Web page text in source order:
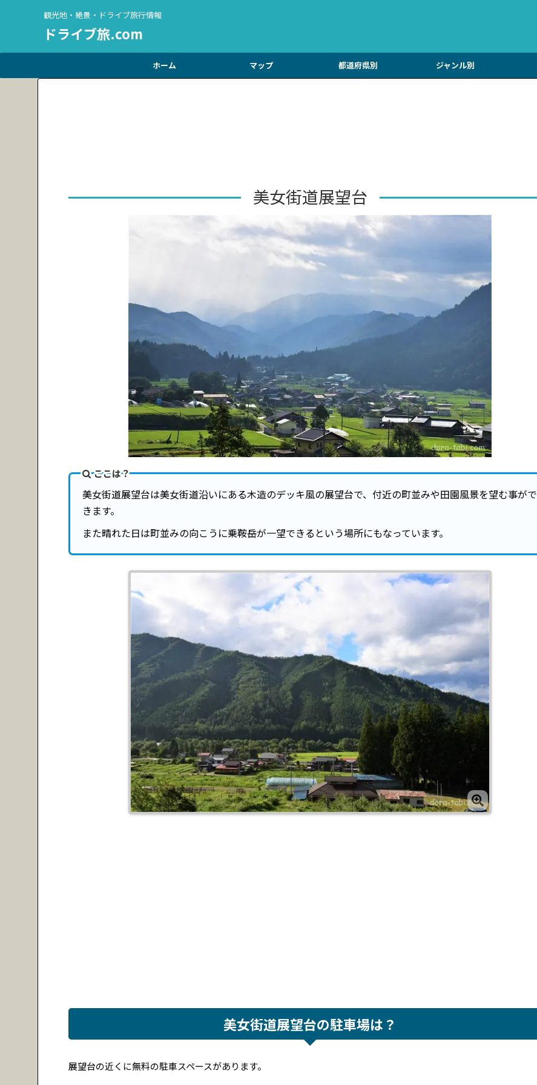
観光地・絶景・ドライブ旅行情報
ドライブ旅.com
ホーム マップ 都道府県別 ジャンル別
美女街道展望台
ここは？
美女街道展望台は美女街道沿いにある木造のデッキ風の展望台で、付近の町並みや田園風景を望む事がで
きます。
また晴れた日は町並みの向こうに乗鞍岳が一望できるという場所にもなっています。
美女街道展望台の駐車場は？
展望台の近くに無料の駐車スペースがあります。